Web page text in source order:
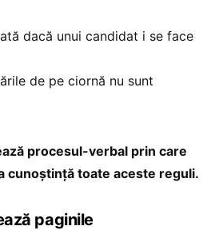
dacă unui candidat i se face
de pe ciornă nu sunt
procesul-verbal prin care
cunoștință toate aceste reguli.
paginile